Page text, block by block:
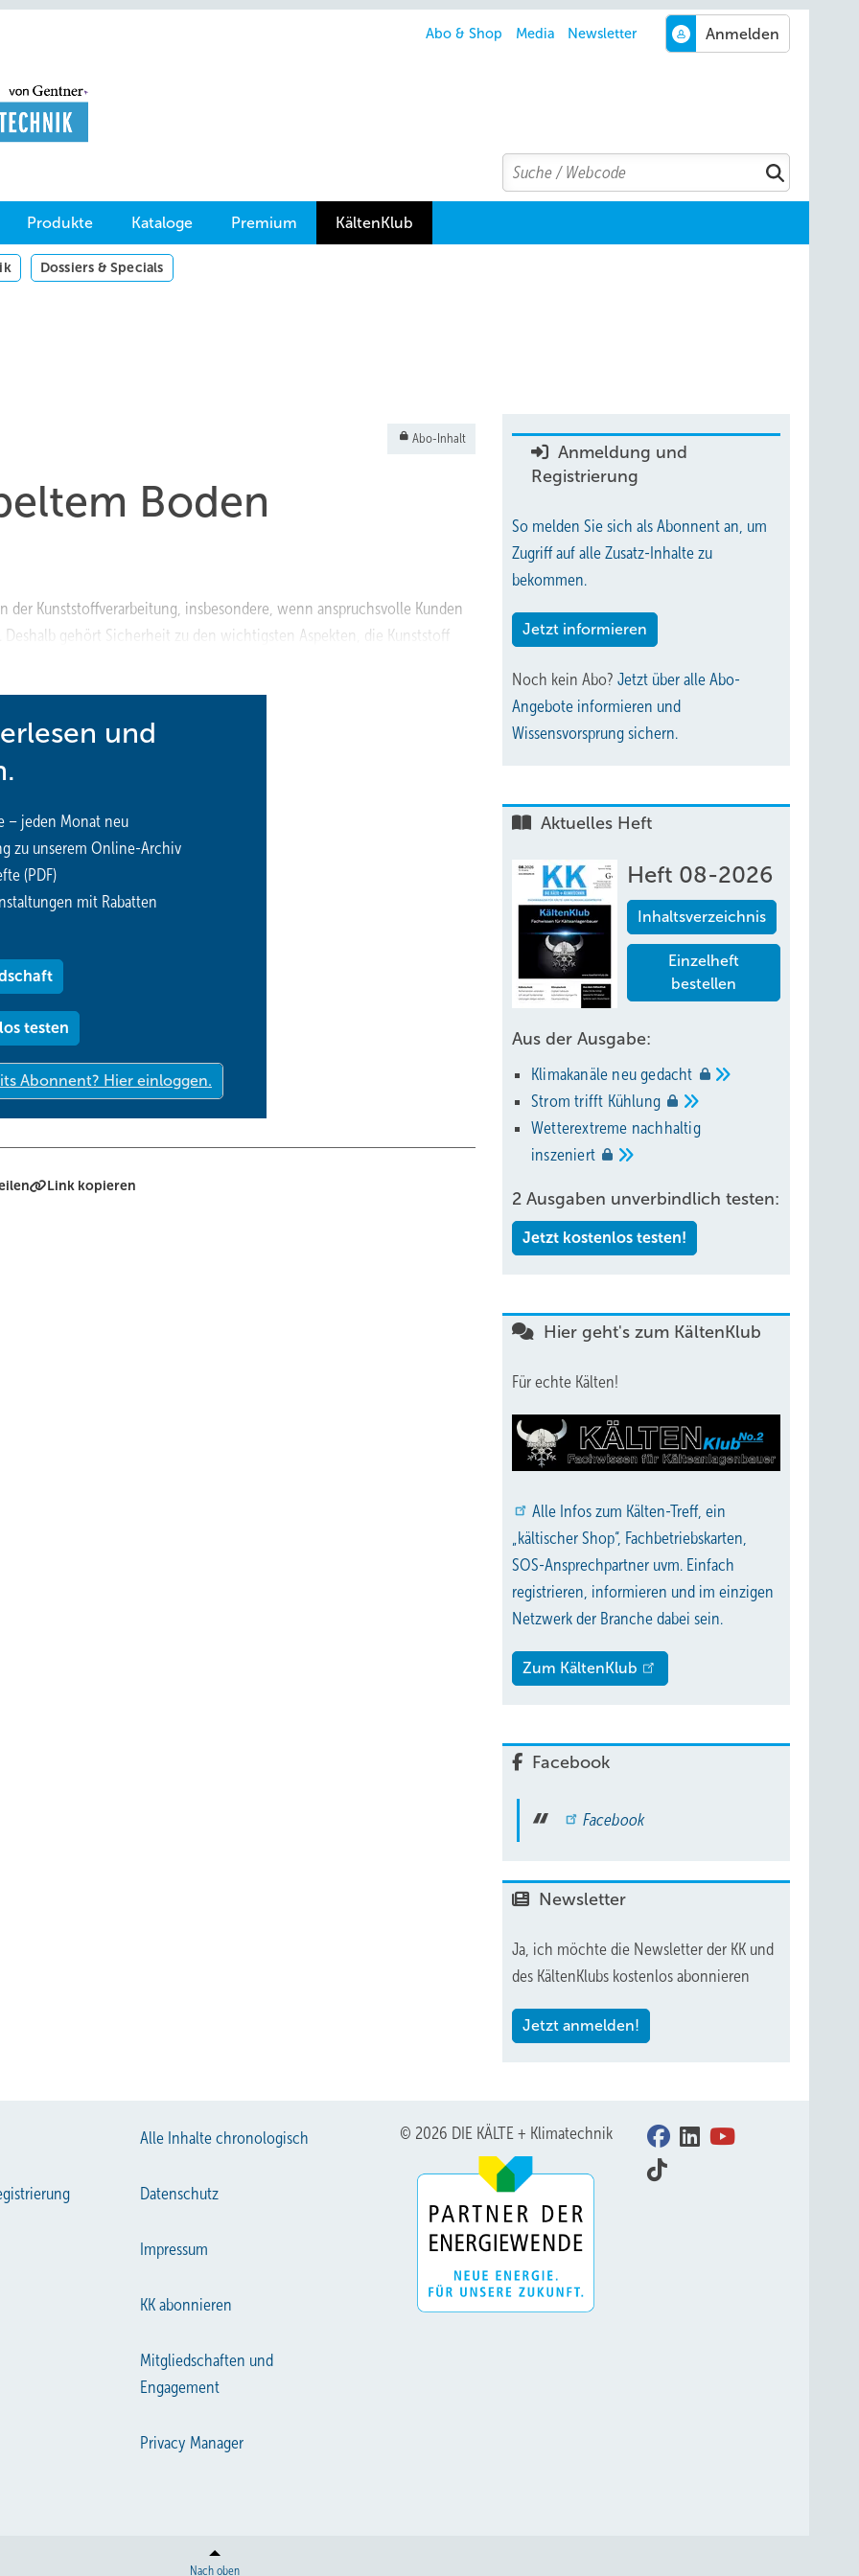
Abo & Shop Media Newsletter
Search
Suchen
Produkte Kataloge Premium KältenKlub
Dossiers & Specials
Abo-Inhalt
Boden
der Kunststoffverarbeitung, insbesondere, wenn anspruchsvolle Kunden
gehört Sicherheit zu den wichtigsten Aspekten, die Kunststoff
und
– jeden Monat neu
zu unserem Online-Archiv
(PDF)
mit Rabatten
testen
Link kopieren
Anmeldung und
Registrierung
So melden Sie sich als Abonnent an, um
Zugriff auf alle Zusatz-Inhalte zu
bekommen.
Jetzt informieren
Noch kein Abo? Jetzt über alle Abo-
Angebote informieren und
Wissensvorsprung sichern.
Aktuelles Heft
Heft 08-2026
Inhaltsverzeichnis
Einzelheft
bestellen
Aus der Ausgabe:
Klimakanäle neugedacht
Strom trifft Kühlung
Wetterextreme nachhaltig
inszeniert
2 Ausgaben unverbindlich testen:
Jetzt kostenlos testen!
Hier geht's zum KältenKlub
Für echte Kälten!
Alle Infos zum Kälten-Treff, ein
„kältischer Shop“, Fachbetriebskarten,
SOS-Ansprechpartner uvm. Einfach
registrieren, informieren und im einzigen
Netzwerk der Branche dabei sein.
Zum KältenKlub
Facebook
Facebook
Newsletter
Ja, ich möchte die Newsletter der KK und
des KältenKlubs kostenlos abonnieren
Jetzt anmelden!
Alle Inhalte chronologisch
Datenschutz
Impressum
KK abonnieren
Mitgliedschaften und
Engagement
Privacy Manager
© 2026 DIE KÄLTE + Klimatechnik
Nach oben